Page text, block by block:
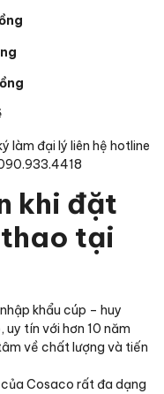
làm đại lý liên hệ hotline
khi đặt
tại
khẩu cúp – huy
tín với hơn 10 năm
về chất lượng và tiến
Cosaco rất đa dạng